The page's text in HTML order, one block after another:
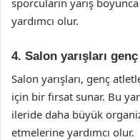
yardımcı olur.
4. Salon yarışları
Salon yarışları, genç
için bir fırsat sunar. Bu
ileride daha büyük
etmelerine yardımcı olur.